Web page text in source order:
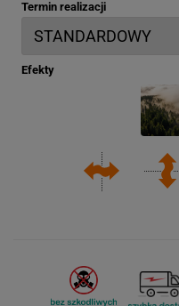
Termin realizacji
Efekty